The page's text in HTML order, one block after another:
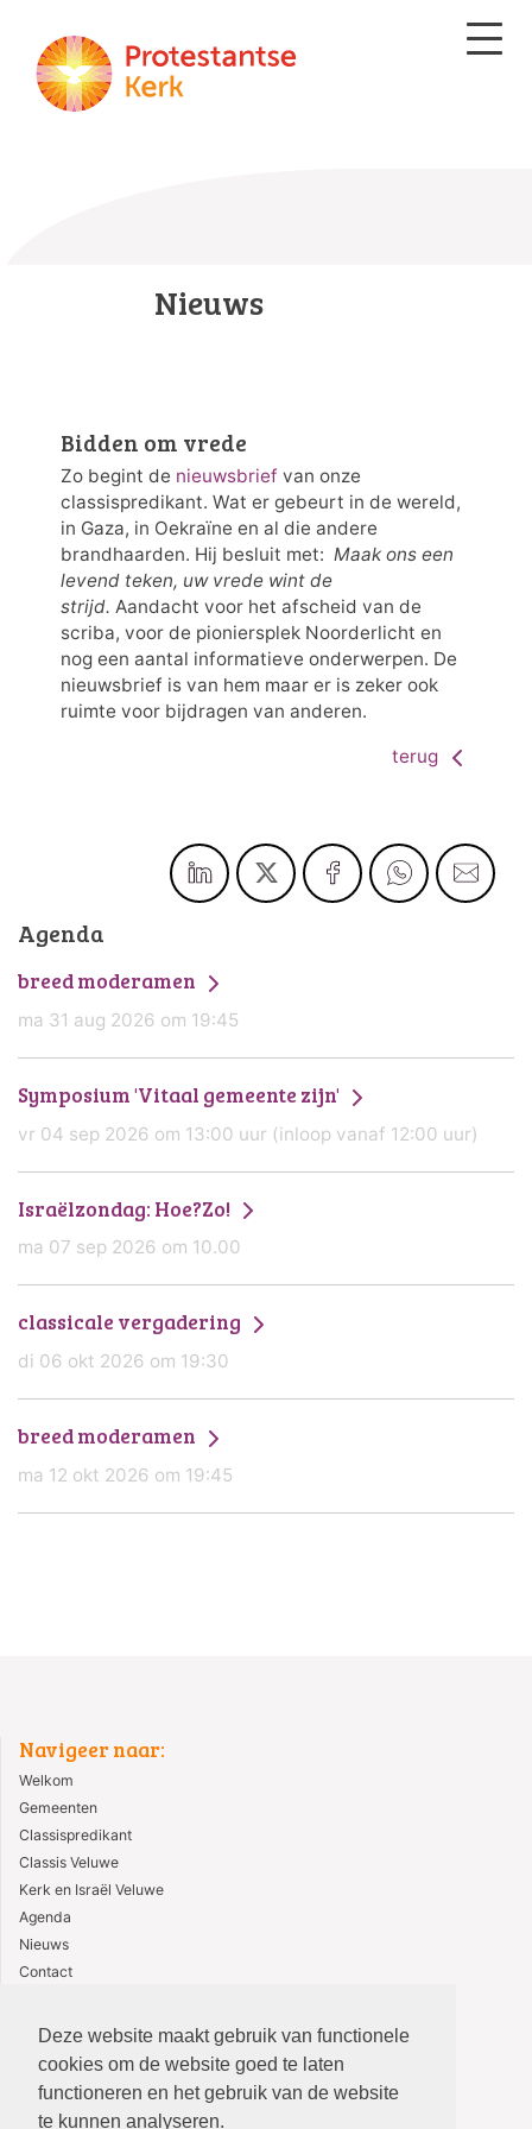
Deze website maakt gebruik van functionele
cookies om de website goed te laten
functioneren en het gebruik van de website
te kunnen analyseren.
Nieuws
Bidden om vrede
Zo begint de nieuwsbrief van onze
classispredikant. Wat er gebeurt in de wereld,
in Gaza, in Oekraïne en al die andere
brandhaarden. Hij besluit met: Maak ons een
levend teken, uw vrede wint de
strijd. Aandacht voor het afscheid van de
scriba, voor de pioniersplek Noorderlicht en
nog een aantal informatieve onderwerpen. De
nieuwsbrief is van hem maar er is zeker ook
ruimte voor bijdragen van anderen.
terug
Agenda
breed moderamen
ma 31 aug 2026 om 19:45
Symposium 'Vitaal gemeente zijn'
vr 04 sep 2026 om 13:00 uur (inloop vanaf 12:00 uur)
Israëlzondag: Hoe?Zo!
ma 07 sep 2026 om 10.00
classicale vergadering
di 06 okt 2026 om 19:30
breed moderamen
ma 12 okt 2026 om 19:45
Navigeer naar:
Welkom
Gemeenten
Classispredikant
Classis Veluwe
Kerk en Israël Veluwe
Agenda
Nieuws
Contact